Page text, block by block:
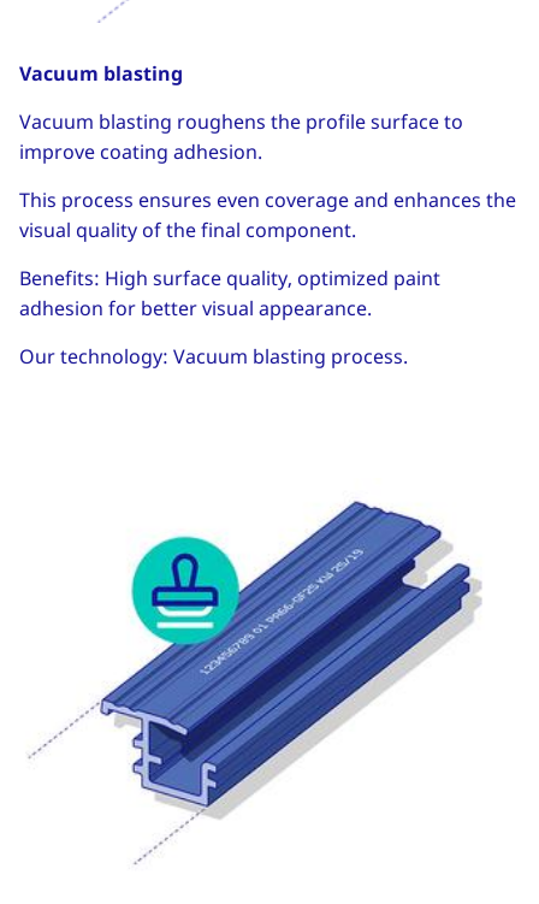
Vacuum blasting
Vacuum blasting roughens the profile surface to
improve coating adhesion.
This process ensures even coverage and enhances the
visual quality of the final component.
Benefits: High surface quality, optimized paint
adhesion for better visual appearance.
Our technology: Vacuum blasting process.